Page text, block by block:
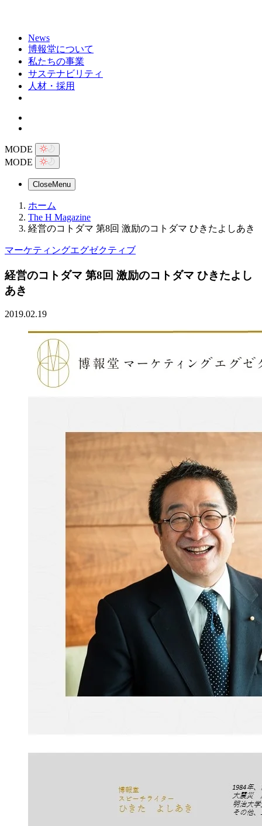
News
博報堂について
私たちの事業
サステナビリティ
人材・採用
MODE
MODE
CloseMenu
ホーム
The H Magazine
経営のコトダマ 第8回 激励のコトダマ ひきたよしあき
マーケティングエグゼクティブ
経営のコトダマ 第8回 激励のコトダマ ひきたよし
あき
2019.02.19